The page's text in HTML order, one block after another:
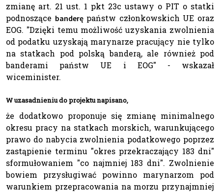
zmianę art. 21 ust. 1 pkt 23c ustawy o PIT o statki
podnoszące banderępaństw członkowskich UE oraz
EOG. "Dzięki temu możliwość uzyskania zwolnienia
od podatku uzyskają marynarze pracujący nie tylko
na statkach pod polską banderą, ale również pod
banderami państw UE i EOG" - wskazał
wiceminister.
W uzasadnieniu do projektu napisano,
że dodatkowo proponuje się zmianę minimalnego
okresu pracy na statkach morskich, warunkującego
prawo do nabycia zwolnienia podatkowego poprzez
zastąpienie terminu "okres przekraczający 183 dni"
sformułowaniem "co najmniej 183 dni". Zwolnienie
bowiem przysługiwać powinno marynarzom pod
warunkiem przepracowania na morzu przynajmniej